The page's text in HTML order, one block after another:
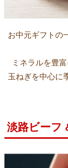
お中元ギフトの
ミネラルを豊
玉ねぎを中心に
淡路ビーフ